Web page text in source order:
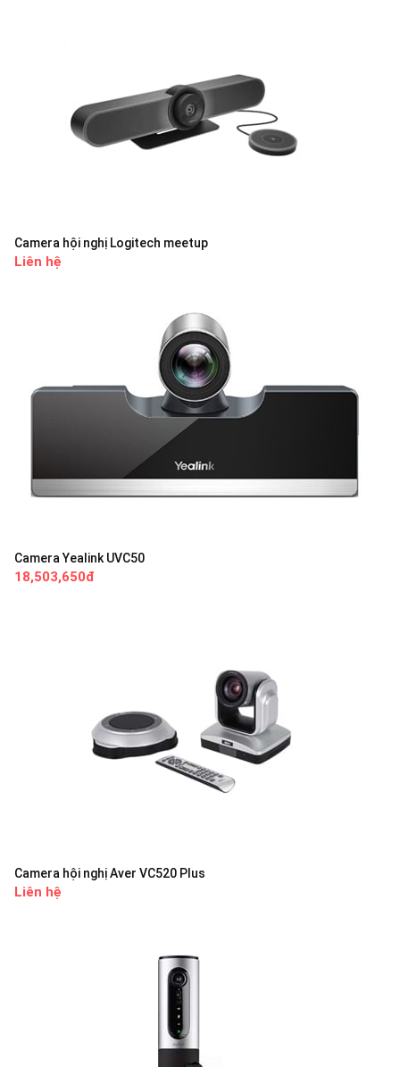
Camera hội nghị Logitech meetup
Liên hệ
Camera Yealink UVC50
18,503,650đ
Camera hội nghị Aver VC520 Plus
Liên hệ